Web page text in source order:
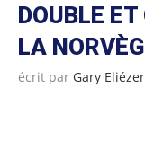
DOUBLE
LA
écrit par Gary Eliézer